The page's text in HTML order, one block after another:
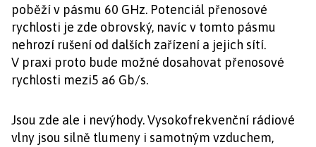
poběží v pásmu 60 GHz. Potenciál přenosové
rychlosti je zde obrovský, navíc v tomto pásmu
nehrozí rušení od dalších zařízení a jejich sítí.
V praxi proto bude možné dosahovat přenosové
rychlosti mezi5 a6 Gb/s.
Jsou zde ale i nevýhody. Vysokofrekvenční rádiové
vlny jsou silně tlumeny i samotným vzduchem,